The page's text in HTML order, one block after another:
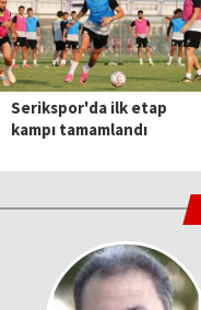
Serikspor'da ilk etap
kampı tamamlandı